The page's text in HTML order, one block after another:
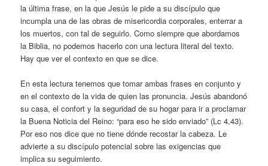
la última frase, en la que Jesús le pide a su discípulo que
incumpla una de las obras de misericordia corporales, enterrar a
los muertos, con tal de seguirlo. Como siempre que abordamos
la Biblia, no podemos hacerlo con una lectura literal del texto.
Hay que ver el contexto en que se dice.
En esta lectura tenemos que tomar ambas frases en conjunto y
en el contexto de la vida de quien las pronuncia. Jesús abandonó
su casa, el confort y la seguridad de su hogar para ir a proclamar
la Buena Noticia del Reino: “para eso he sido enviado” (Lc 4,43).
Por eso nos dice que no tiene dónde recostar la cabeza. Le
advierte a su discípulo potencial sobre las exigencias que
implica su seguimiento.